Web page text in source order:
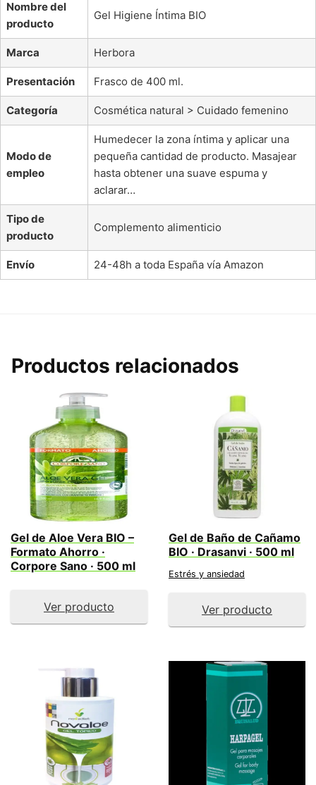
Nombre del
producto
Gel Higiene Íntima BIO
Marca Herbora
Presentación Frasco de 400 ml.
Categoría Cosmética natural > Cuidado femenino
Modo de
empleo
Humedecer la zona íntima y aplicar una
pequeña cantidad de producto. Masajear
hasta obtener una suave espuma y
aclarar…
Tipo de
producto
Complemento alimenticio
Envío 24-48h a toda España vía Amazon
Productos relacionados
Gel de Aloe Vera BIO –
Formato Ahorro ·
Corpore Sano · 500 ml
Ver producto
Gel de Baño de Cañamo
BIO · Drasanvi · 500 ml
Estrés y ansiedad
Ver producto